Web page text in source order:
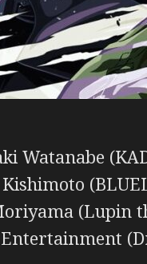
Watanabe
(Lupin